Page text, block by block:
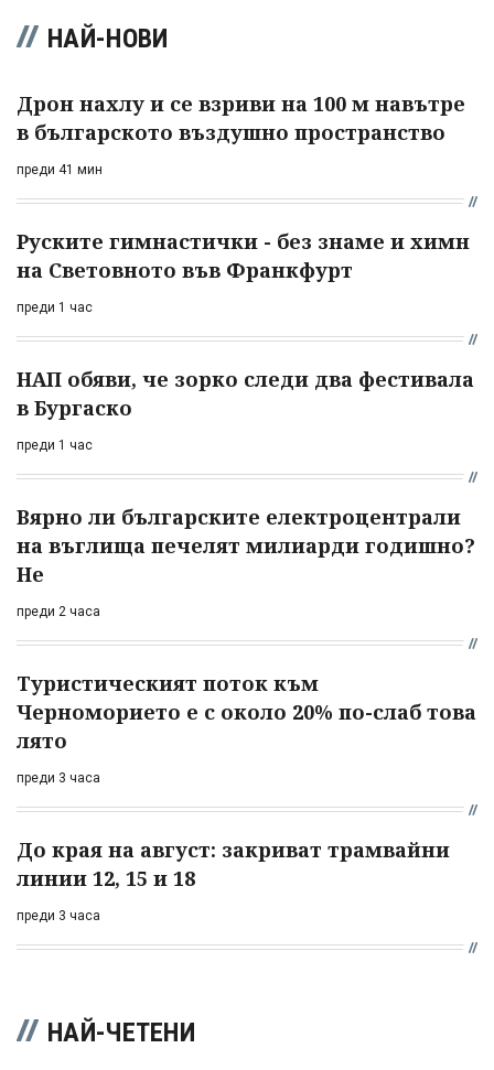
НАЙ-НОВИ
Дрон нахлу и се взриви на 100 м навътре
в българското въздушно пространство
преди 41 мин
Руските гимнастички - без знаме и химн
на Световното във Франкфурт
преди 1 час
НАП обяви, че зорко следи два фестивала
в Бургаско
преди 1 час
Вярно ли българските електроцентрали
на въглища печелят милиарди годишно?
Не
преди 2 часа
Туристическият поток към
Черноморието е с около 20% по-слаб това
лято
преди 3 часа
До края на август: закриват трамвайни
линии 12, 15 и 18
преди 3 часа
НАЙ-ЧЕТЕНИ